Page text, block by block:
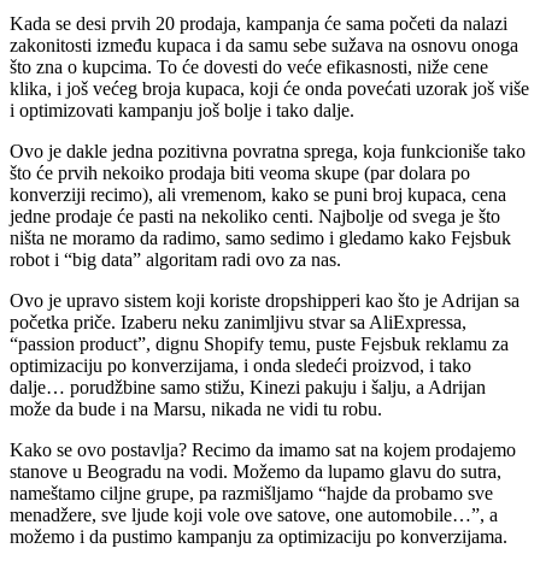
Kada se desi prvih 20 prodaja, kampanja će sama početi da nalazi
zakonitosti između kupaca i da samu sebe sužava na osnovu onoga
što zna o kupcima. To će dovesti do veće efikasnosti, niže cene
klika, i još većeg broja kupaca, koji će onda povećati uzorak još više
i optimizovati kampanju još bolje i tako dalje.
Ovo je dakle jedna pozitivna povratna sprega, koja funkcioniše tako
što će prvih nekoiko prodaja biti veoma skupe (par dolara po
konverziji recimo), ali vremenom, kako se puni broj kupaca, cena
jedne prodaje će pasti na nekoliko centi. Najbolje od svega je što
ništa ne moramo da radimo, samo sedimo i gledamo kako Fejsbuk
robot i “big data” algoritam radi ovo za nas.
Ovo je upravo sistem koji koriste dropshipperi kao što je Adrijan sa
početka priče. Izaberu neku zanimljivu stvar sa AliExpressa,
“passion product”, dignu Shopify temu, puste Fejsbuk reklamu za
optimizaciju po konverzijama, i onda sledeći proizvod, i tako
dalje… porudžbine samo stižu, Kinezi pakuju i šalju, a Adrijan
može da bude i na Marsu, nikada ne vidi tu robu.
Kako se ovo postavlja? Recimo da imamo sat na kojem prodajemo
stanove u Beogradu na vodi. Možemo da lupamo glavu do sutra,
nameštamo ciljne grupe, pa razmišljamo “hajde da probamo sve
menadžere, sve ljude koji vole ove satove, one automobile…”, a
možemo i da pustimo kampanju za optimizaciju po konverzijama.